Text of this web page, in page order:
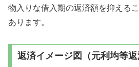
物入りな借入期の返済額を抑える
あります。
返済イメージ図（元利均等返